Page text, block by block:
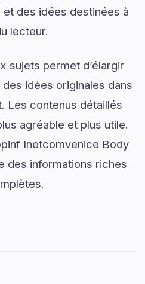
des idées destinées à
lecteur.
sujets permet d’élargir
idées originales dans
Les contenus détaillés
agréable et plus utile.
Inetcomvenice Body
des informations riches